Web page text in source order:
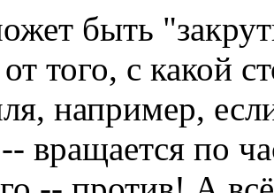
быть
от того, с какой
например,
вращается по